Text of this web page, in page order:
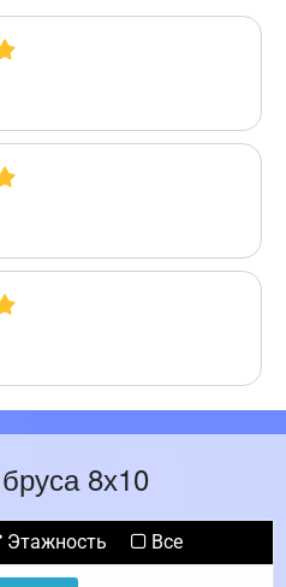
8х10
Этажность Все